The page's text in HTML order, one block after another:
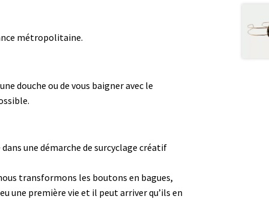
métropolitaine.
douche ou de vous baigner avec le
une démarche de surcyclage créatif
transformons les boutons en bagues,
une première vie et il peut arriver qu’ils en